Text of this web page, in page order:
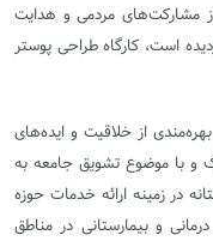
مشارکت‌های مردمی و هدایت
است، کارگاه طراحی پوستر
از خلاقیت و ایده‌های
و با موضوع تشویق جامعه به
در زمینه ارائه خدمات حوزه
و بیمارستانی در مناطق